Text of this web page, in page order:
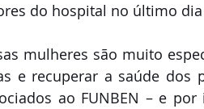
do hospital no último
mulheres são muito
e recuperar a saúde dos
ao FUNBEN – e